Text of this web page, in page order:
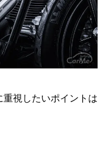
視したいポイントは